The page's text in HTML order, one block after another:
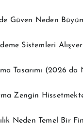
Güven Neden
Sistemleri
Tasarımı (2026 da
Zengin
Neden Temel Bir